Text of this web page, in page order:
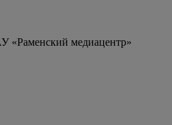
медиацентр»